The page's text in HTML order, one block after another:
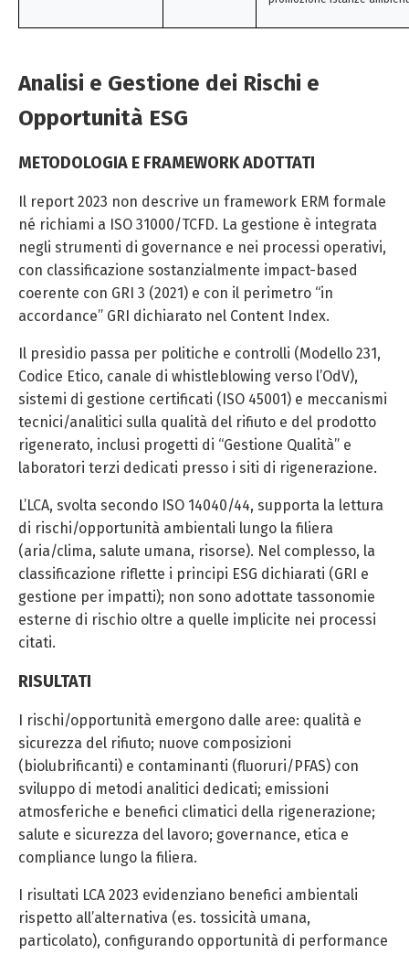
Analisi e Gestione dei Rischi e
Opportunità ESG
METODOLOGIA E FRAMEWORK ADOTTATI
Il report 2023 non descrive un framework ERM formale
né richiami a ISO 31000/TCFD. La gestione è integrata
negli strumenti di governance e nei processi operativi,
con classificazione sostanzialmente impact-based
coerente con GRI 3 (2021) e con il perimetro “in
accordance” GRI dichiarato nel Content Index.
Il presidio passa per politiche e controlli (Modello 231,
Codice Etico, canale di whistleblowing verso l’OdV),
sistemi di gestione certificati (ISO 45001) e meccanismi
tecnici/analitici sulla qualità del rifiuto e del prodotto
rigenerato, inclusi progetti di “Gestione Qualità” e
laboratori terzi dedicati presso i siti di rigenerazione.
L’LCA, svolta secondo ISO 14040/44, supporta la lettura
di rischi/opportunità ambientali lungo la filiera
(aria/clima, salute umana, risorse). Nel complesso, la
classificazione riflette i principi ESG dichiarati (GRI e
gestione per impatti); non sono adottate tassonomie
esterne di rischio oltre a quelle implicite nei processi
citati.
RISULTATI
I rischi/opportunità emergono dalle aree: qualità e
sicurezza del rifiuto; nuove composizioni
(biolubrificanti) e contaminanti (fluoruri/PFAS) con
sviluppo di metodi analitici dedicati; emissioni
atmosferiche e benefici climatici della rigenerazione;
salute e sicurezza del lavoro; governance, etica e
compliance lungo la filiera.
I risultati LCA 2023 evidenziano benefici ambientali
rispetto all’alternativa (es. tossicità umana,
particolato), configurando opportunità di performance